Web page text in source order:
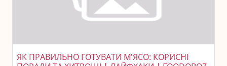
ЯК ПРАВИЛЬНО ГОТУВАТИ М'ЯСО: КОРИСНІ